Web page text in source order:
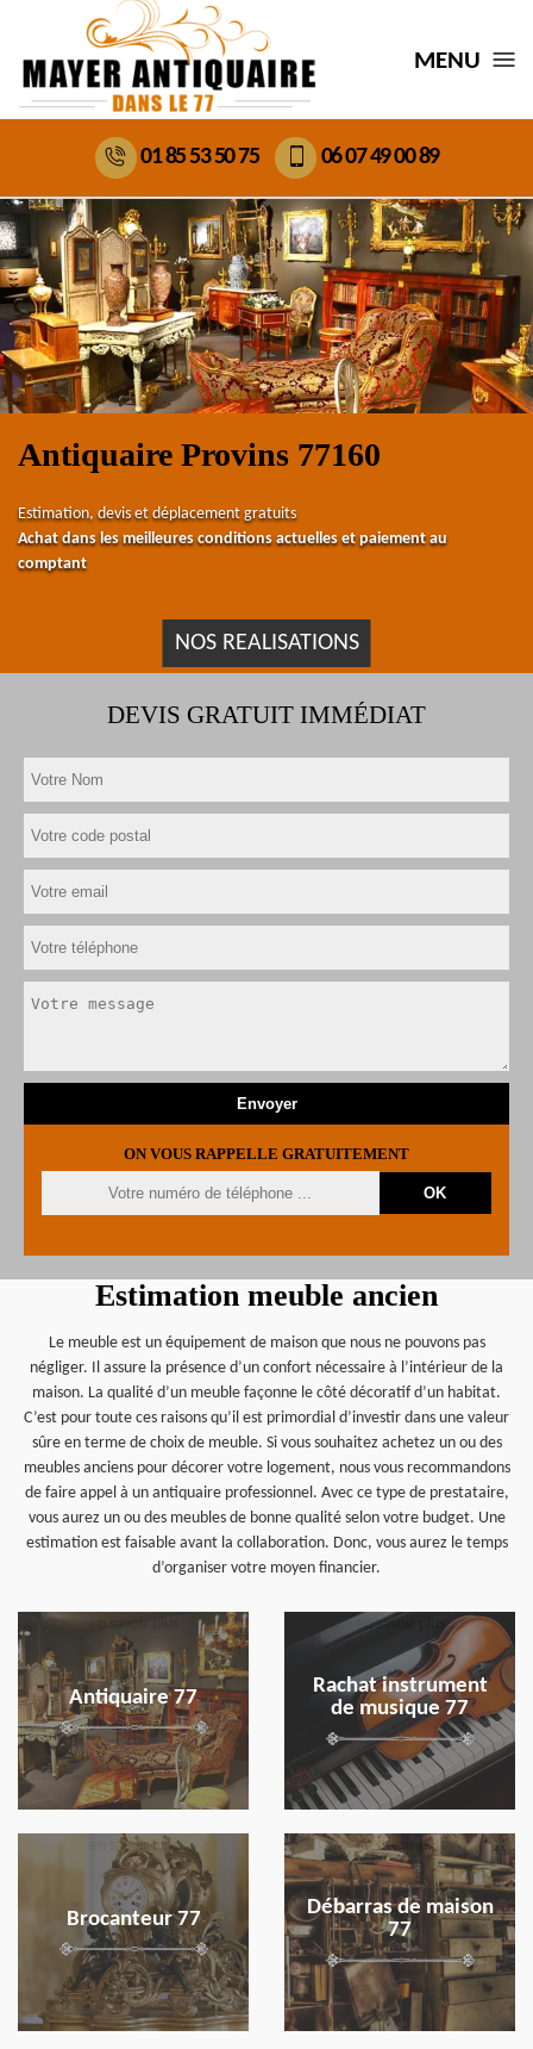
MENU
01 85 53 50 75 06 07 49 00 89
Antiquaire Provins 77160
Estimation, devis et déplacement gratuits
Achat dans les meilleures conditions actuelles et paiement au
comptant
NOS REALISATIONS
DEVIS GRATUIT IMMÉDIAT
ON VOUS RAPPELLE GRATUITEMENT
Estimation meuble ancien
Le meuble est un équipement de maison que nous ne pouvons pas
négliger. Il assure la présence d’un confort nécessaire à l’intérieur de la
maison. La qualité d’un meuble façonne le côté décoratif d’un habitat.
C’est pour toute ces raisons qu’il est primordial d’investir dans une valeur
sûre en terme de choix de meuble. Si vous souhaitez achetez un ou des
meubles anciens pour décorer votre logement, nous vous recommandons
de faire appel à un antiquaire professionnel. Avec ce type de prestataire,
vous aurez un ou des meubles de bonne qualité selon votre budget. Une
estimation est faisable avant la collaboration. Donc, vous aurez le temps
d’organiser votre moyen financier.
Antiquaire 77
en savoir plus
Rachat instrument
de musique 77
en savoir plus
Brocanteur 77
en savoir plus
Débarras de maison
77
en savoir plus